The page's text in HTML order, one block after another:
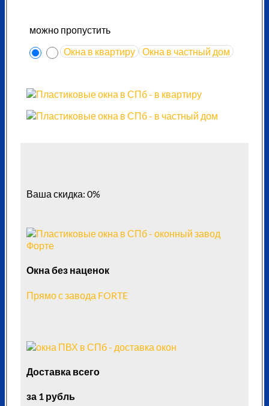
можно пропустить
Окна в квартиру
Окна в частный дом
Ваша скидка: 0%
Окна без наценок
Прямо с завода FORTE
Доставка всего
за 1 рубль